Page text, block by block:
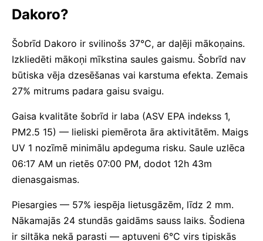
Dakoro?
Šobrīd Dakoro ir svilinošs 37°C, ar daļēji mākoņains.
Izkliedēti mākoņi mīkstina saules gaismu. Šobrīd nav
būtiska vēja dzesēšanas vai karstuma efekta. Zemais
27% mitrums padara gaisu svaigu.
Gaisa kvalitāte šobrīd ir laba (ASV EPA indekss 1,
PM2.5 15) — lieliski piemērota āra aktivitātēm. Maigs
UV 1 nozīmē minimālu apdeguma risku. Saule uzlēca
06:17 AM un rietēs 07:00 PM, dodot 12h 43m
dienasgaismas.
Piesargies — 57% iespēja lietusgāzēm, līdz 2 mm.
Nākamajās 24 stundās gaidāms sauss laiks. Šodiena
ir siltāka nekā parasti — aptuveni 6°C virs tipiskās